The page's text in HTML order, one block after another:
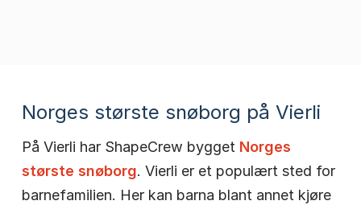
Norges største snøborg på Vierli
På Vierli har ShapeCrew bygget Norges
største snøborg. Vierli er et populært sted for
barnefamilien. Her kan barna blant annet kjøre